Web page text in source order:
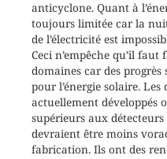
anticyclone. Quant à
toujours limitée car la
de l’électricité est
Ceci n’empêche qu’il
domaines car des
pour l’énergie solaire.
actuellement développés
supérieurs aux
devraient être moins
fabrication. Ils ont des